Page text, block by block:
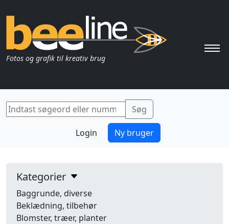
Fotos og grafik til kreativ brug
Login Ny bruger
Kategorier
Baggrunde, diverse
Beklædning, tilbehør
Blomster, træer, planter